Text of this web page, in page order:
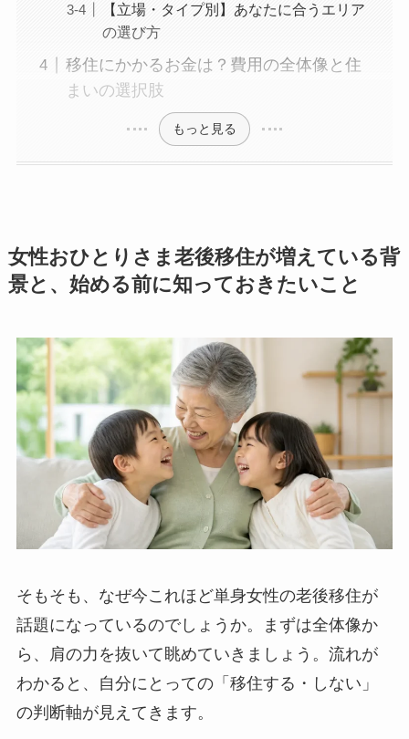
【立場・タイプ別】あなたに合うエリア
の選び方
移住にかかるお金は？費用の全体像と住
まいの選択肢
もっと見る
女性おひとりさま老後移住が増えている背
景と、始める前に知っておきたいこと
そもそも、なぜ今これほど単身女性の老後移住が
話題になっているのでしょうか。まずは全体像か
ら、肩の力を抜いて眺めていきましょう。流れが
わかると、自分にとっての「移住する・しない」
の判断軸が見えてきます。